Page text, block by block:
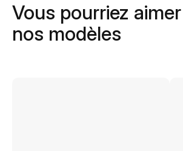
Vous pourriez aimer
nos modèles